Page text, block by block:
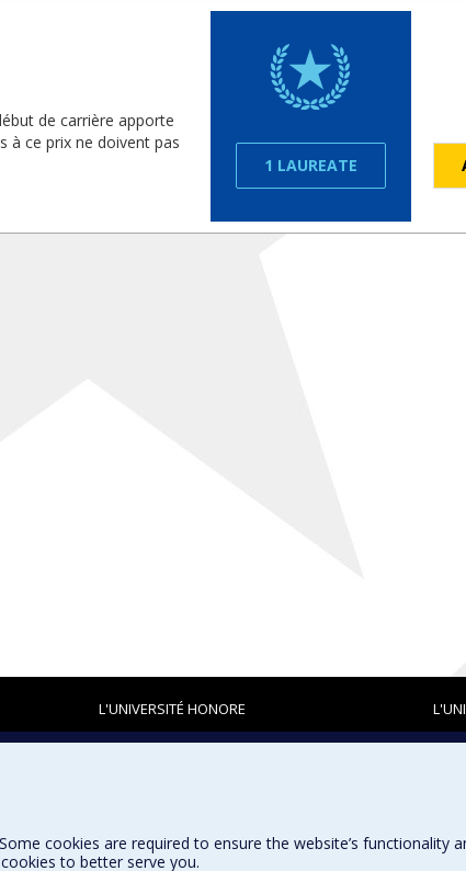
de carrière apporte
à ce prix ne doivent pas
1 LAUREATE
L'UNIVERSITÉ HONORE
cookies are required to ensure the website’s functionality
to better serve you.